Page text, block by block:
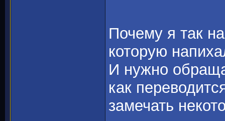
Почему я так
которую
И нужно
как
замечать